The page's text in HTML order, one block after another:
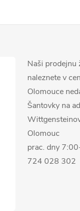
Naši prodejnu
naleznete v
Olomouce
Šantovky na
Olomouc
prac. dny
724 028 302